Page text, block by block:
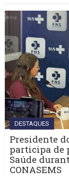
DESTAQUES
Presidente
participa de
Saúde
CONASEMS